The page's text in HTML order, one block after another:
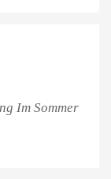
Im Sommer